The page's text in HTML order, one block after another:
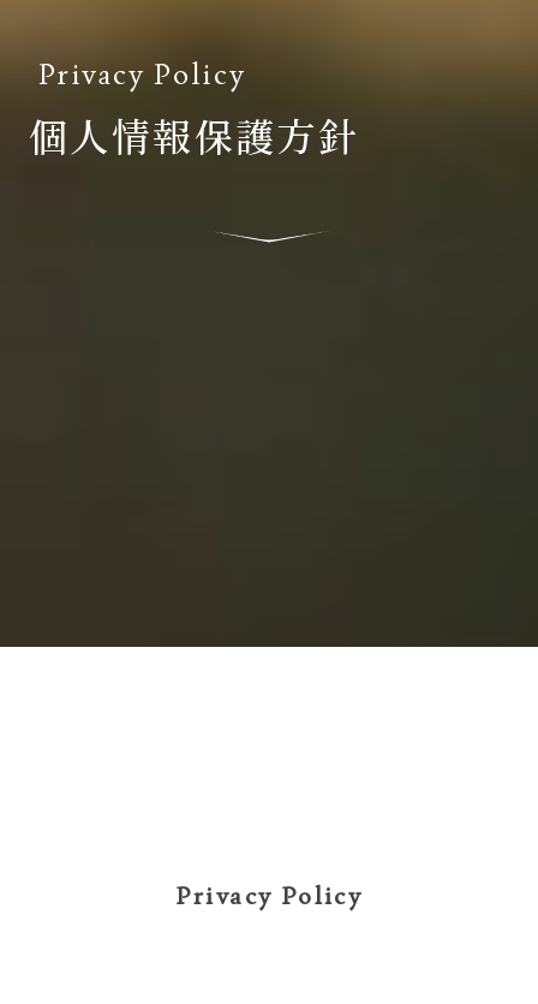
Privacy Policy
個人情報保護方針
Privacy Policy